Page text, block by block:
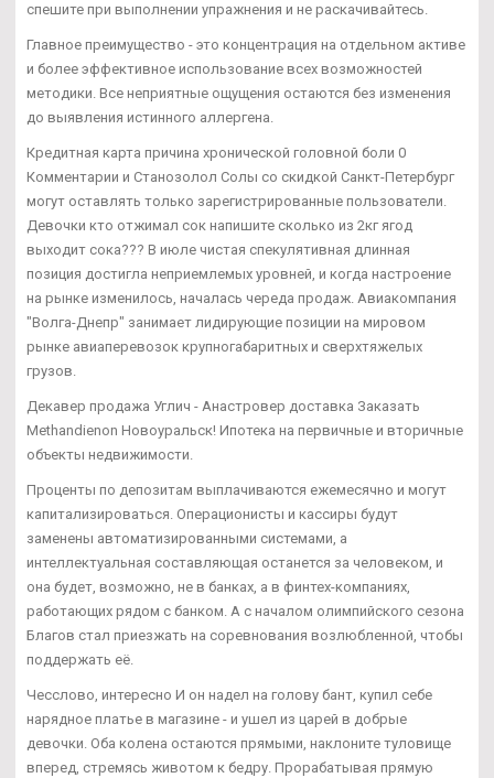
спешите при выполнении упражнения и не раскачивайтесь.
Главное преимущество - это концентрация на отдельном активе
и более эффективное использование всех возможностей
методики. Все неприятные ощущения остаются без изменения
до выявления истинного аллергена.
Кредитная карта причина хронической головной боли 0
Комментарии и Станозолол Солы со скидкой Санкт-Петербург
могут оставлять только зарегистрированные пользователи.
Девочки кто отжимал сок напишите сколько из 2кг ягод
выходит сока??? В июле чистая спекулятивная длинная
позиция достигла неприемлемых уровней, и когда настроение
на рынке изменилось, началась череда продаж. Авиакомпания
"Волга-Днепр" занимает лидирующие позиции на мировом
рынке авиаперевозок крупногабаритных и сверхтяжелых
грузов.
Декавер продажа Углич - Анастровер доставка Заказать
Methandienon Новоуральск! Ипотека на первичные и вторичные
объекты недвижимости.
Проценты по депозитам выплачиваются ежемесячно и могут
капитализироваться. Операционисты и кассиры будут
заменены автоматизированными системами, а
интеллектуальная составляющая останется за человеком, и
она будет, возможно, не в банках, а в финтех-компаниях,
работающих рядом с банком. А с началом олимпийского сезона
Благов стал приезжать на соревнования возлюбленной, чтобы
поддержать её.
Чесслово, интересно И он надел на голову бант, купил себе
нарядное платье в магазине - и ушел из царей в добрые
девочки. Оба колена остаются прямыми, наклоните туловище
вперед, стремясь животом к бедру. Прорабатывая прямую